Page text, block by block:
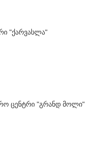
"ქარვასლა"
ცენტრი "გრანდ მოლი"